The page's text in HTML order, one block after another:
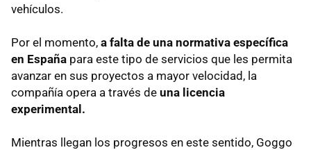
vehículos.
Por el momento, a falta de una normativa específica
en España para este tipo de servicios que les permita
avanzar en sus proyectos a mayor velocidad, la
compañía opera a través de una licencia
experimental.
Mientras llegan los progresos en este sentido, Goggo